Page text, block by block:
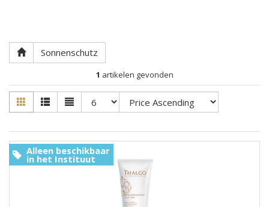
Sonnenschutz
1 artikelen gevonden
Alleen beschikbaar
in het Instituut